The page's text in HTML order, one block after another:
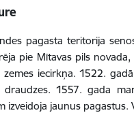
pagasta teritorija
pie Mītavas pils
zemes iecirkņa. 1522.
draudzes. 1557. gada
izveidoja jaunus